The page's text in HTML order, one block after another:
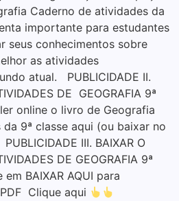
Caderno de atividades da
importante para estudantes
seus conhecimentos sobre
as atividades
atual. PUBLICIDADE II.
DE GEOGRAFIA 9ª
online o livro de Geografia
9ª classe aqui (ou baixar no
III. BAIXAR O
DE GEOGRAFIA 9ª
em BAIXAR AQUI para
Clique aqui